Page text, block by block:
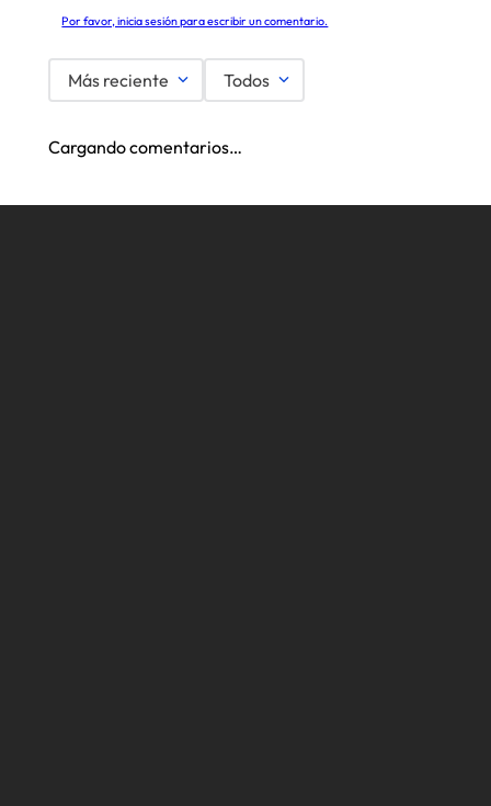
Por favor, inicia sesión para escribir un comentario.
Más reciente Todos
Cargando comentarios…